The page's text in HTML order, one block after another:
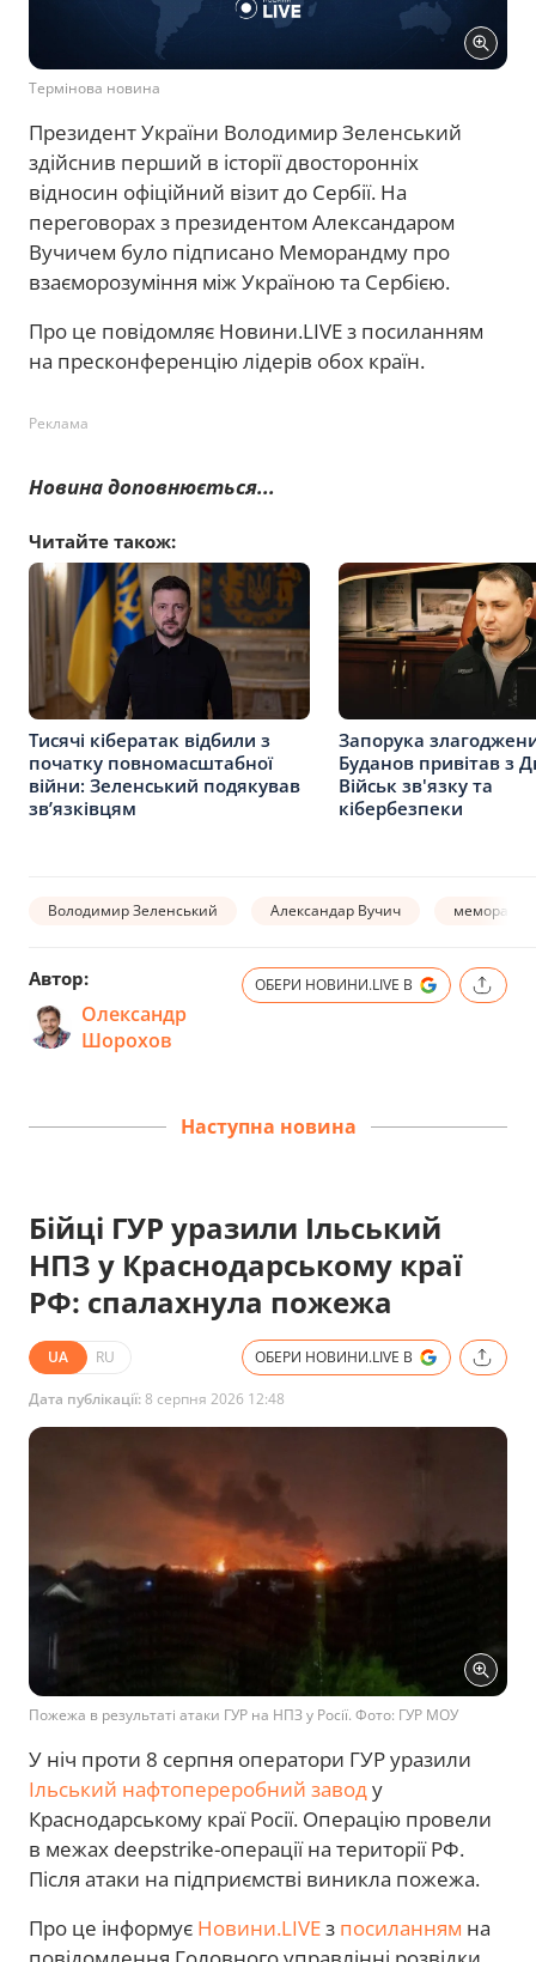
Термінова новина
Президент України Володимир Зеленський
здійснив перший в історії двосторонніх
відносин офіційний візит до Сербії. На
переговорах з президентом Александаром
Вучичем було підписано Меморандму про
взаєморозуміння між Україною та Сербією.
Про це повідомляє Новини.LIVE з посиланням
на пресконференцію лідерів обох країн.
Реклама
Новина доповнюється...
Читайте також:
Тисячі кібератак відбили з
початку повномасштабної
війни: Зеленський подякував
зв’язківцям
Запорука
Буданов привітав з
Військ зв'язку та
кібербезпеки
Володимир Зеленський Александар Вучич
Автор:
Олександр
Шорохов
ОБЕРИ НОВИНИ.LIVE В
Наступна новина
Бійці ГУР уразили Ільський
НПЗ у Краснодарському краї
РФ: спалахнула пожежа
UA RU ОБЕРИ НОВИНИ.LIVE В
Дата публікації:8 серпня 2026 12:48
Пожежа в результаті атаки ГУР на НПЗ у Росії. Фото: ГУР МОУ
У ніч проти 8 серпня оператори ГУР уразили
Ільський нафтопереробний заводу
Краснодарському краї Росії. Операцію провели
в межах deepstrike-операції на території РФ.
Після атаки на підприємстві виникла пожежа.
Про це інформує Новини.LIVEз посиланням на